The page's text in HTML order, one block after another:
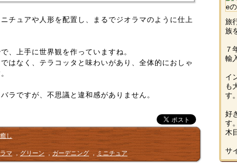
チュアや人形を配置し、まるでジオラマのように仕上
、上手に世界観を作っていますね。
はなく、テラコッタと味わいがあり、全体的におしゃ
ラですが、不思議と違和感がありません。
癒し
マ，グリーン ，ガーデニング， ミニチュア
旅
族
７
輸
イ
も
す。
好
す。
木
サ